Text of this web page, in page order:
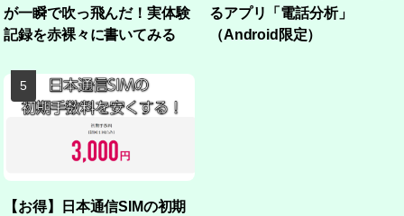
が一瞬で吹っ飛んだ！実体験
記録を赤裸々に書いてみる
るアプリ「電話分析」
（Android限定）
【お得】日本通信SIMの初期